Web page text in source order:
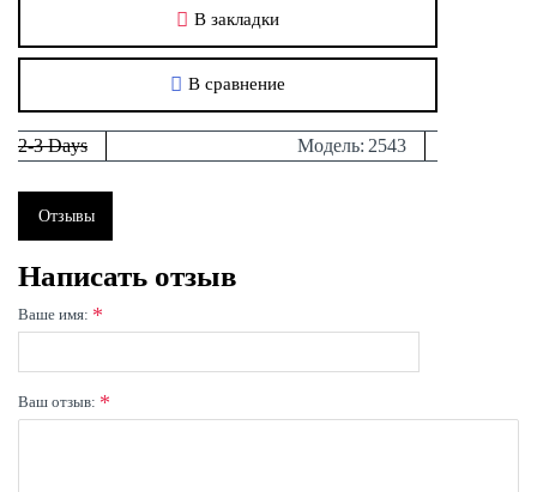
2-3 Days Модель: 2543
В закладки
В сравнение
Отзывы
Написать отзыв
Ваше имя:
Ваш отзыв: